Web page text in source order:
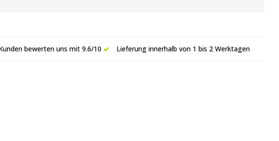
bewerten uns mit 9.6/10 Lieferung innerhalb von 1 bis 2 Werktagen